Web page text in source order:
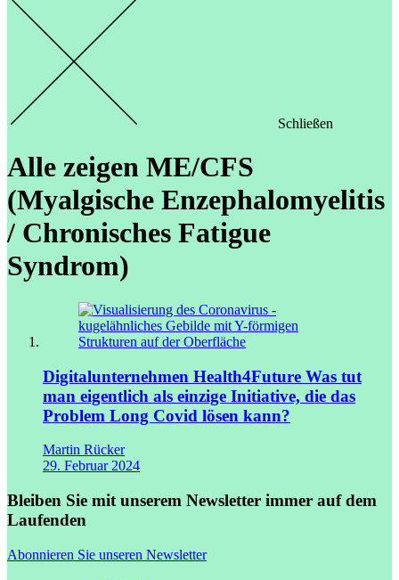
Schließen
Alle zeigen ME/CFS
(Myalgische Enzephalomyelitis
/ Chronisches Fatigue
Syndrom)
Digitalunternehmen Health4Future Was tut
man eigentlich als einzige Initiative, die das
Problem Long Covid lösen kann?
Martin Rücker
29. Februar 2024
Bleiben Sie mit unserem Newsletter immer auf dem
Laufenden
Abonnieren Sie unseren Newsletter